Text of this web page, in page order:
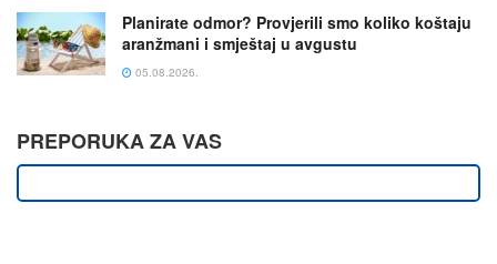
Planirate odmor? Provjerili smo koliko koštaju
aranžmani i smještaj u avgustu
05.08.2026.
PREPORUKA ZA VAS